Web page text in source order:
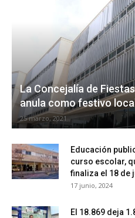
La Concejalía de
anula como festivo
25 marzo, 2021
Educación
curso escolar,
finaliza el 18 de
17 junio, 2024
El 18.869 deja